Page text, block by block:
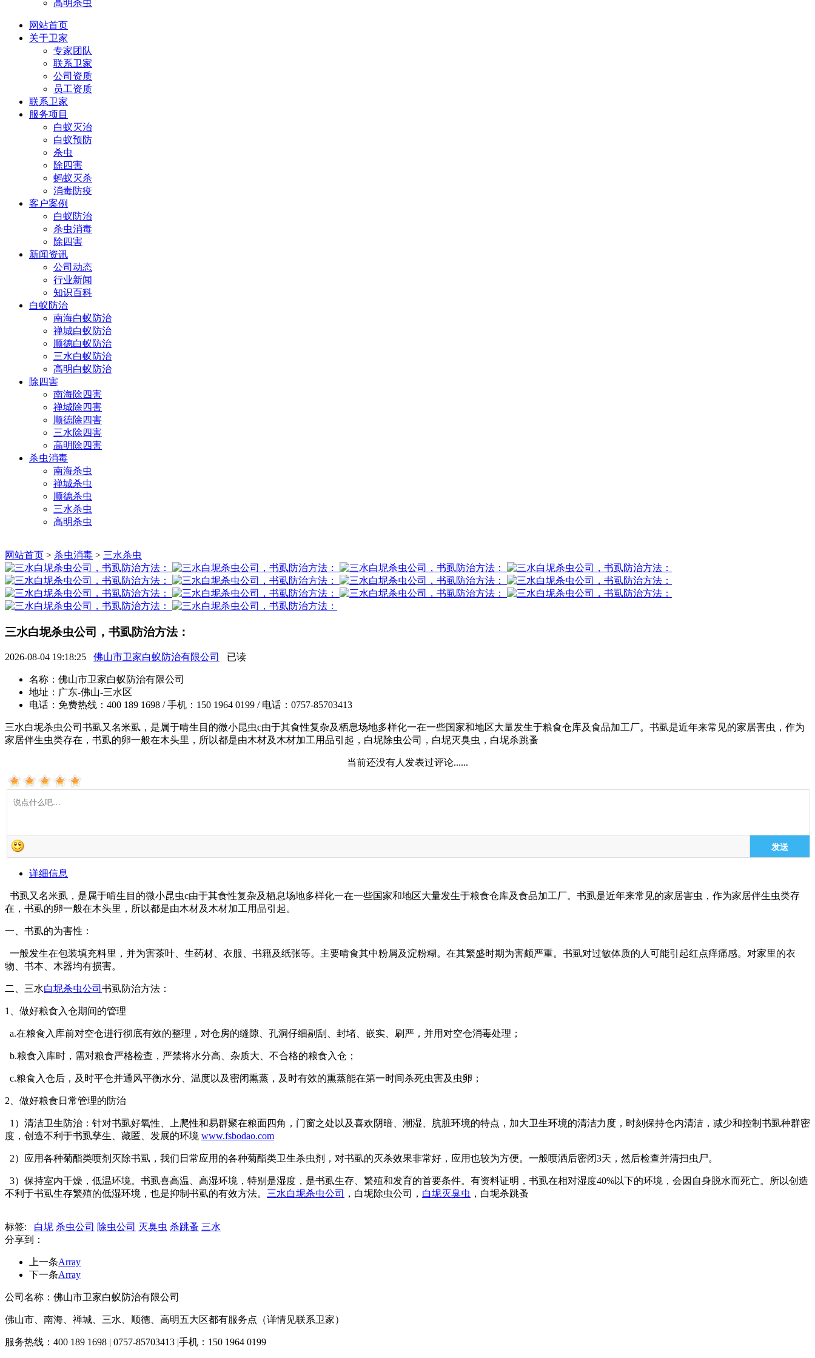
高明杀虫
网站首页
关于卫家
专家团队
联系卫家
公司资质
员工资质
联系卫家
服务项目
白蚁灭治
白蚁预防
杀虫
除四害
蚂蚁灭杀
消毒防疫
客户案例
白蚁防治
杀虫消毒
除四害
新闻资讯
公司动态
行业新闻
知识百科
白蚁防治
南海白蚁防治
禅城白蚁防治
顺德白蚁防治
三水白蚁防治
高明白蚁防治
除四害
南海除四害
禅城除四害
顺德除四害
三水除四害
高明除四害
杀虫消毒
南海杀虫
禅城杀虫
顺德杀虫
三水杀虫
高明杀虫
网站首页 > 杀虫消毒 > 三水杀虫
三水白坭杀虫公司，书虱防治方法：
2026-08-04 19:18:25 佛山市卫家白蚁防治有限公司 已读
名称： 佛山市卫家白蚁防治有限公司
地址： 广东-佛山-三水区
电话： 免费热线：400 189 1698 / 手机：150 1964 0199 / 电话：0757-85703413
三水白坭杀虫公司书虱又名米虱，是属于啃生目的微小昆虫c由于其食性复杂及栖息场地多样化一在一些国家和地区大量发生于粮食仓库及食品加工厂。书虱是近年来常见的家居害虫，作为
家居伴生虫类存在，书虱的卵一般在木头里，所以都是由木材及木材加工用品引起，白坭除虫公司，白坭灭臭虫，白坭杀跳蚤
当前还没有人发表过评论......
发送
详细信息
书虱又名米虱，是属于啃生目的微小昆虫c由于其食性复杂及栖息场地多样化一在一些国家和地区大量发生于粮食仓库及食品加工厂。书虱是近年来常见的家居害虫，作为家居伴生虫类存
在，书虱的卵一般在木头里，所以都是由木材及木材加工用品引起。
一、书虱的为害性：
一般发生在包装填充料里，并为害茶叶、生药材、衣服、书籍及纸张等。主要啃食其中粉屑及淀粉糊。在其繁盛时期为害颇严重。书虱对过敏体质的人可能引起红点痒痛感。对家里的衣
物、书本、木器均有损害。
二、三水白坭杀虫公司 书虱防治方法：
1、做好粮食入仓期间的管理
a.在粮食入库前对空仓进行彻底有效的整理，对仓房的缝隙、孔洞仔细剔刮、封堵、嵌实、刷严，并用对空仓消毒处理；
b.粮食入库时，需对粮食严格检查，严禁将水分高、杂质大、不合格的粮食入仓；
c.粮食入仓后，及时平仓并通风平衡水分、温度以及密闭熏蒸，及时有效的熏蒸能在第一时间杀死虫害及虫卵；
2、做好粮食日常管理的防治
1）清洁卫生防治：针对书虱好氧性、上爬性和易群聚在粮面四角，门窗之处以及喜欢阴暗、潮湿、肮脏环境的特点，加大卫生环境的清洁力度，时刻保持仓内清洁，减少和控制书虱种群密
度，创造不利于书虱孳生、藏匿、发展的环境 www.fsbodao.com
2）应用各种菊酯类喷剂灭除书虱，我们日常应用的各种菊酯类卫生杀虫剂，对书虱的灭杀效果非常好，应用也较为方便。一般喷洒后密闭3天，然后检查并清扫虫尸。
3）保持室内干燥，低温环境。书虱喜高温、高湿环境，特别是湿度，是书虱生存、繁殖和发育的首要条件。有资料证明，书虱在相对湿度40%以下的环境，会因自身脱水而死亡。所以创造
不利于书虱生存繁殖的低湿环境，也是抑制书虱的有效方法。 三水白坭杀虫公司 ，白坭除虫公司， 白坭灭臭虫 ，白坭杀跳蚤
标签: 白坭 杀虫公司 除虫公司 灭臭虫 杀跳蚤 三水
分享到：
上一条Array
下一条Array
公司名称：佛山市卫家白蚁防治有限公司
佛山市、南海、禅城、三水、顺德、高明五大区都有服务点（详情见联系卫家）
服务热线：400 189 1698 | 0757-85703413 |手机：150 1964 0199